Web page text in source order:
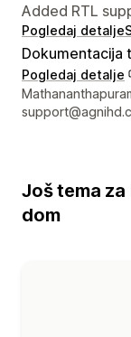
Added RTL
Pogledaj detalje
Dokumentacija
Pogledaj detalje
Podaci za
Još tema
dom